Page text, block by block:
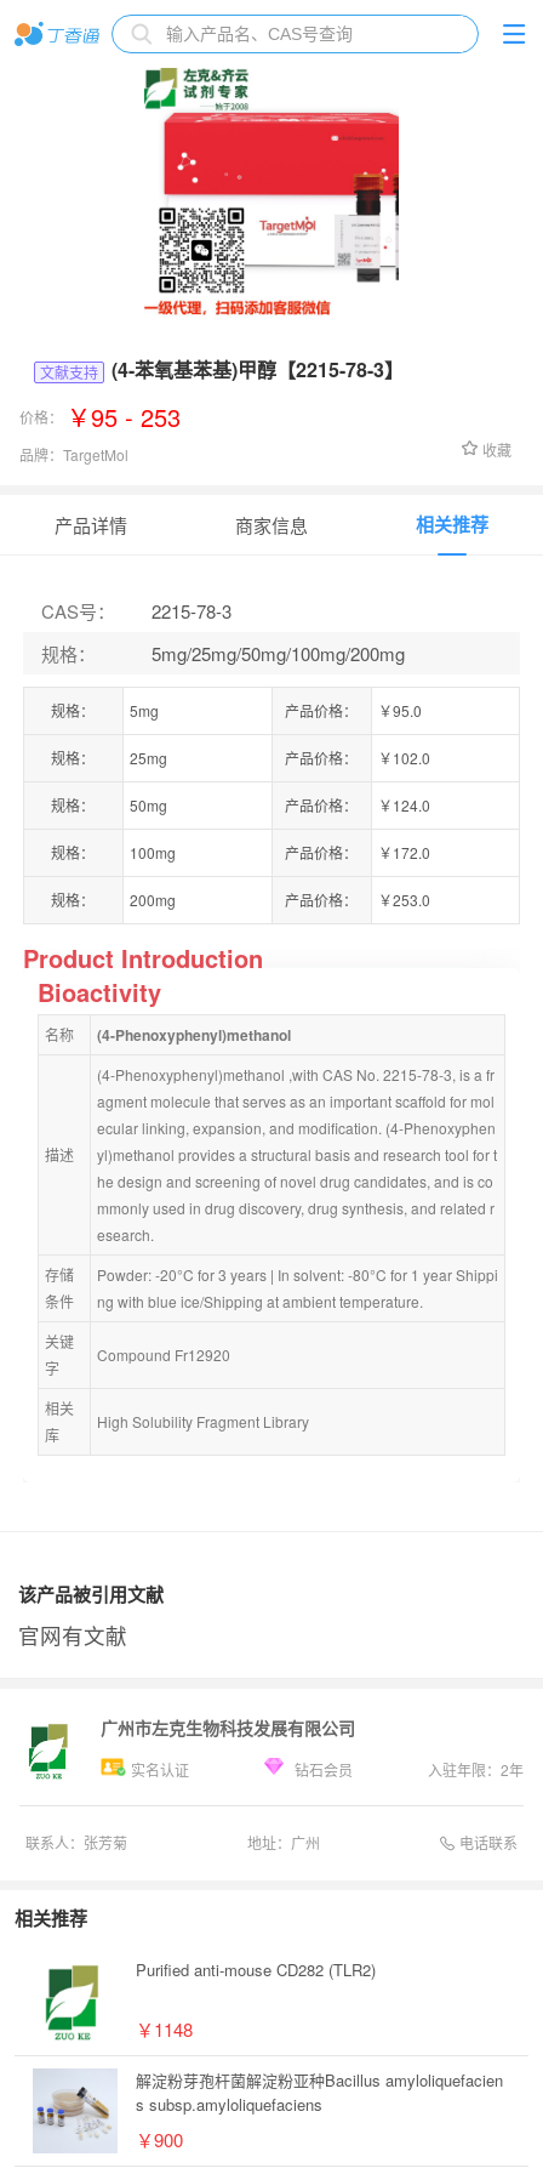
文献支持 (4-苯氧基苯基)甲醇【2215-78-3】
价格： ￥95 - 253
品牌： TargetMol 收藏
产品详情 商家信息 相关推荐
CAS号：
2215-78-3
规格： 5mg/25mg/50mg/100mg/200mg
规格： 5mg 产品价格： ￥95.0
规格： 25mg 产品价格： ￥102.0
规格： 50mg 产品价格： ￥124.0
规格： 100mg 产品价格： ￥172.0
规格： 200mg 产品价格： ￥253.0
Product Introduction
Bioactivity
名称 (4-Phenoxyphenyl)methanol
描述
(4-Phenoxyphenyl)methanol ,with CAS No. 2215-78-3, is a fr
agment molecule that serves as an important scaffold for mol
ecular linking, expansion, and modification. (4-Phenoxyphen
yl)methanol provides a structural basis and research tool for t
he design and screening of novel drug candidates, and is co
mmonly used in drug discovery, drug synthesis, and related r
esearch.
存储
条件
Powder: -20°C for 3 years | In solvent: -80°C for 1 year Shippi
ng with blue ice/Shipping at ambient temperature.
关键
字
Compound Fr12920
相关
库
High Solubility Fragment Library
该产品被引用文献
官网有文献
广州市左克生物科技发展有限公司
实名认证 钻石会员 入驻年限： 2年
联系人： 张芳菊 地址： 广州 电话联系
相关推荐
Purified anti-mouse CD282 (TLR2)
￥1148
解淀粉芽孢杆菌解淀粉亚种Bacillus amyloliquefacien
s subsp.amyloliquefaciens
￥900